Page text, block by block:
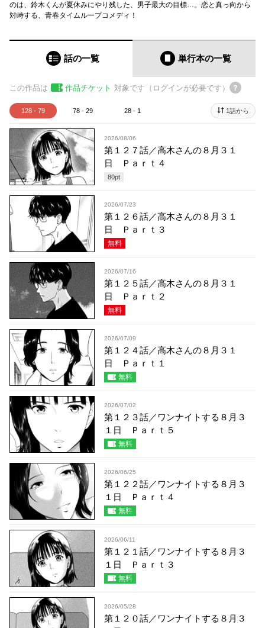
のは、鈴木くんが夏休みにやり残した、男子最大の目標…。恋と真っ向から
対峙する、青春タイムループコメディ！
話の一覧 単行本の一覧
この作品は 作品チケット 対象です（ログインが必要です）
128 - 79 78 - 29 28 - 1 1話から
2026/08/06
第１２７話／高木さんの８月３１
日 Ｐａｒｔ４
80pt
2026/07/23
第１２６話／高木さんの８月３１
日 Ｐａｒｔ３
無料
2026/07/16
第１２５話／高木さんの８月３１
日 Ｐａｒｔ２
無料
2026/07/09
第１２４話／高木さんの８月３１
日 Ｐａｒｔ１
無料
2026/07/02
第１２３話／ワンナイトする８月３
１日 Ｐａｒｔ５
無料
2026/06/25
第１２２話／ワンナイトする８月３
１日 Ｐａｒｔ４
無料
2026/06/11
第１２１話／ワンナイトする８月３
１日 Ｐａｒｔ３
無料
2026/05/28
第１２０話／ワンナイトする８月３